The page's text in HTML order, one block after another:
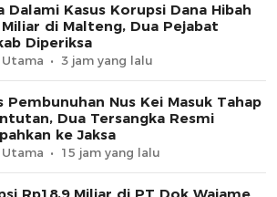
Dalami Kasus Korupsi Dana Hibah
Miliar di Malteng, Dua Pejabat
Diperiksa
3 jam yang lalu
Pembunuhan Nus Kei Masuk Tahap
Dua Tersangka Resmi
ke Jaksa
15 jam yang lalu